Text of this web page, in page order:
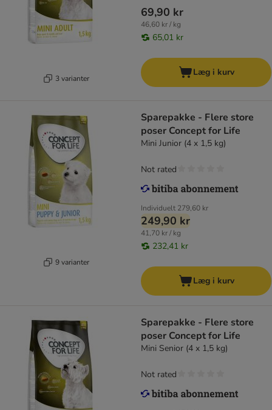
3 varianter
69,90 kr
46,60 kr / kg
65,01 kr
Læg i kurv
9 varianter
Sparepakke - Flere store
poser Concept for Life
Mini Junior (4 x 1,5 kg)
Individuelt 279,60 kr
249,90 kr
41,70 kr / kg
232,41 kr
Not rated
Læg i kurv
Sparepakke - Flere store
poser Concept for Life
Mini Senior (4 x 1,5 kg)
Not rated